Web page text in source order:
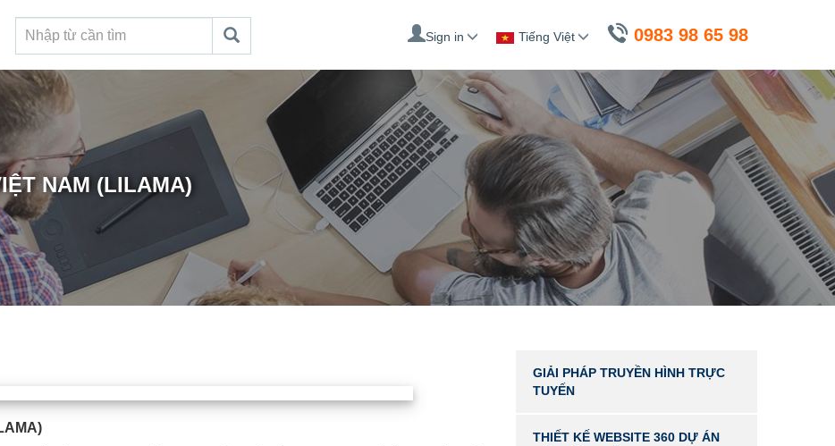
Sign in Tiếng Việt 0983 98 65 98
NAM (LILAMA)
GIẢI PHÁP TRUYỀN HÌNH TRỰC
TUYẾN
THIẾT KẾ WEBSITE 360 DỰ ÁN